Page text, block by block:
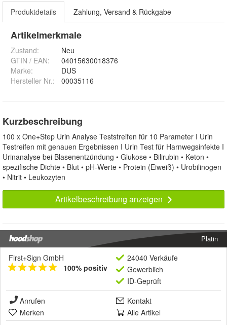
Produktdetails Zahlung, Versand & Rückgabe
Artikelmerkmale
Zustand:
Neu
GTIN / EAN:
04015630018376
Marke:
DUS
Hersteller Nr.:
00035116
Kurzbeschreibung
100 x One+Step Urin Analyse Teststreifen für 10 Parameter I Urin
Testreifen mit genauen Ergebnissen I Urin Test für Harnwegsinfekte I
Urinanalyse bei Blasenentzündung • Glukose • Bilirubin • Keton •
spezifische Dichte • Blut • pH-Werte • Protein (Eiweiß) • Urobilinogen
• Nitrit • Leukozyten
Artikelbeschreibung anzeigen
Platin
First+Sign GmbH
100% positiv
24040 Verkäufe
Gewerblich
ID-Geprüft
Anrufen
Kontakt
Merken
Alle Artikel